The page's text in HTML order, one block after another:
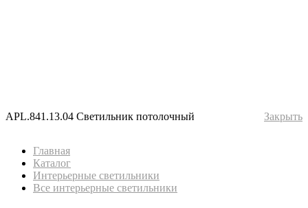
APL.841.13.04 Светильник потолочный Закрыть
Главная
Каталог
Интерьерные светильники
Все интерьерные светильники